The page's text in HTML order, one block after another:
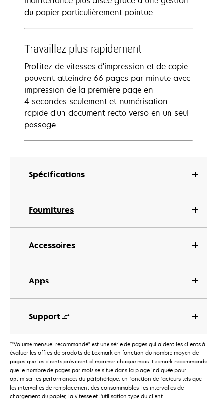
Spécifications
Fournitures
Accessoires
Apps
Support
du papier particulièrement pointue.
Travaillez plus rapidement
Profitez de vitesses d'impression et de copie
pouvant atteindre 66 pages par minute avec
impression de la première page en
4 secondes seulement et numérisation
rapide d'un document recto verso en un seul
passage.
†"Volume mensuel recommandé" est une série de pages qui aident les clients à
évaluer les offres de produits de Lexmark en fonction du nombre moyen de
pages que les clients prévoient d’imprimer chaque mois. Lexmark recommande
que le nombre de pages par mois se situe dans la plage indiquée pour
optimiser les performances du périphérique, en fonction de facteurs tels que:
les intervalles de remplacement des consommables, les intervalles de
chargement du papier, la vitesse et l'utilisation type du client.